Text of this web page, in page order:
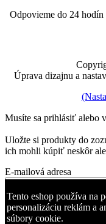
Tento eshop používa na
personalizáciu reklám a
súbory cookie.
Odpovieme do 24 hodín
Úprava dizajnu a
Musíte sa prihlásiť alebo
Uložte si produkty do
ich mohli kúpiť neskôr
E-mailová adresa
Heslo
Zabudli ste heslo?